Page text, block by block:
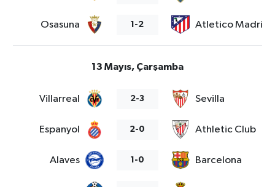
Osasuna 1-2 Atletico Madrid
13 Mayıs, Çarşamba
Villarreal 2-3 Sevilla
Espanyol 2-0 Athletic Club
Alaves 1-0 Barcelona